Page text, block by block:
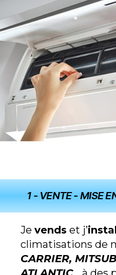
1 - VENTE - MISE
Je vends et j’
climatisations de
CARRIER,